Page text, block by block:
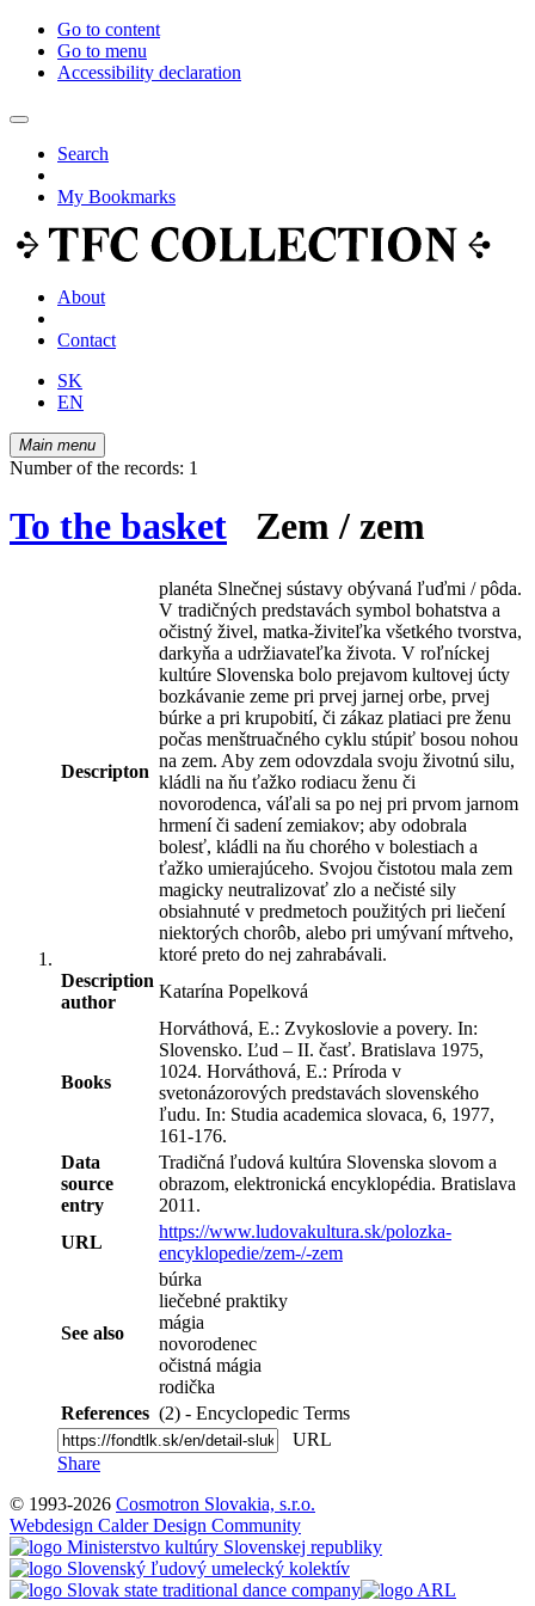
Go to content
Go to menu
Accessibility declaration
Search
My Bookmarks
About
Contact
SK
EN
Main menu
Number of the records: 1
To the basket Zem / zem
Descripton
planéta Slnečnej sústavy obývaná ľuďmi / pôda.
V tradičných predstavách symbol bohatstva a
očistný živel, matka-živiteľka všetkého tvorstva,
darkyňa a udržiavateľka života. V roľníckej
kultúre Slovenska bolo prejavom kultovej úcty
bozkávanie zeme pri prvej jarnej orbe, prvej
búrke a pri krupobití, či zákaz platiaci pre ženu
počas menštruačného cyklu stúpiť bosou nohou
na zem. Aby zem odovzdala svoju životnú silu,
kládli na ňu ťažko rodiacu ženu či
novorodenca, váľali sa po nej pri prvom jarnom
hrmení či sadení zemiakov; aby odobrala
bolesť, kládli na ňu chorého v bolestiach a
ťažko umierajúceho. Svojou čistotou mala zem
magicky neutralizovať zlo a nečisté sily
obsiahnuté v predmetoch použitých pri liečení
niektorých chorôb, alebo pri umývaní mŕtveho,
ktoré preto do nej zahrabávali.
Description
author
Katarína Popelková
Books
Horváthová, E.: Zvykoslovie a povery. In:
Slovensko. Ľud – II. časť. Bratislava 1975,
1024. Horváthová, E.: Príroda v
svetonázorových predstavách slovenského
ľudu. In: Studia academica slovaca, 6, 1977,
161-176.
Data
source
entry
Tradičná ľudová kultúra Slovenska slovom a
obrazom, elektronická encyklopédia. Bratislava
2011.
URL
https://www.ludovakultura.sk/polozka-
encyklopedie/zem-/-zem
See also
búrka
liečebné praktiky
mágia
novorodenec
očistná mágia
rodička
References (2) - Encyclopedic Terms
URL
Share
© 1993-2026 Cosmotron Slovakia, s.r.o.
Webdesign Calder Design Community